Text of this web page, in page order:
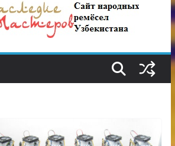
диета Алины Загитовой
до университетских клиник
на одном из ключевых
Ташкента: перекрыт
на Буюк Ипак Йули